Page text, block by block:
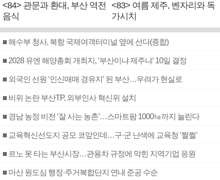
<84> 관문과 환대, 부산 역전
음식
<83> 여름 제주, 벤자리와 독
가시치
■ 해수부 청사, 북항 국제여객터미널 옆에 선다(종합)
■ 2028 유엔 해양총회 개최지, ‘부산이냐 제주냐’ 10일 결정
■ 외국인 선원 ‘인신매매 경유지’ 된 부산…우려가 현실로
■ 비위 논란 부산TP, 외부인사 혁신위 설치
■ 경남 농정 비전 ‘잘 사는 농촌’…스마트팜 1000㏊까지 늘린다
■ 교육혁신선도지 공모 코앞인데…구·군 난색에 교육청 ‘쩔쩔’
■ 르노 못 타는 부산시장…관용차 규정에 막힌 지역기업 응원
■ 마산 원도심 행정·주거복합단지 연내 준공 수순